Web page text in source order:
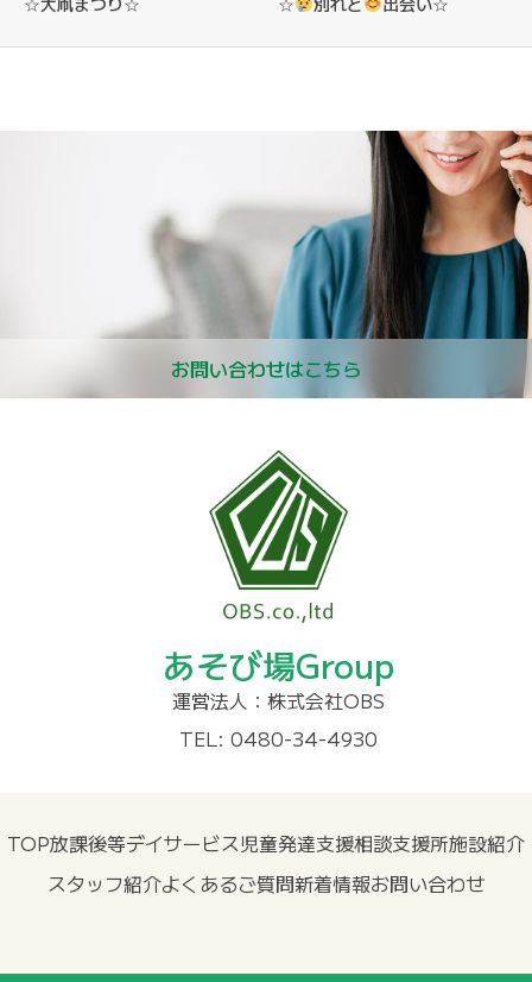
お問い合わせはこちら
あそび場Group
運営法人：株式会社OBS
TEL: 0480-34-4930
TOP放課後等デイサービス児童発達支援相談支援所施設紹介
スタッフ紹介よくあるご質問新着情報お問い合わせ